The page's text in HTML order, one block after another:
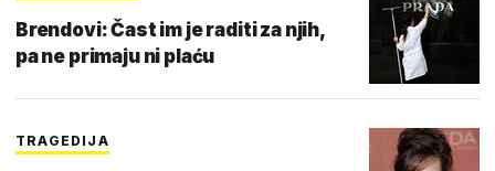
Brendovi: Čast im je raditi za njih,
pa ne primaju ni plaću
TRAGEDIJA